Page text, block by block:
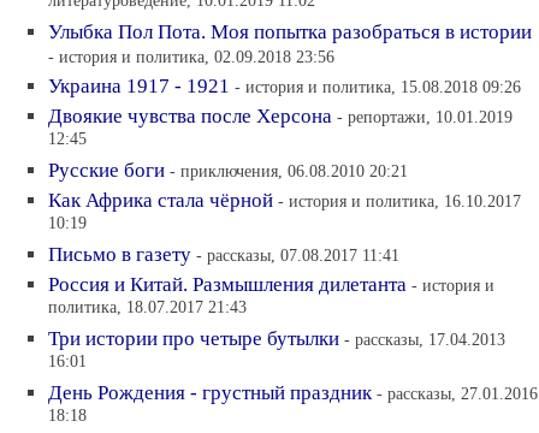
Улыбка Пол Пота. Моя попытка разобраться в истории
- история и политика, 02.09.2018 23:56
Украина 1917 - 1921 - история и политика, 15.08.2018 09:26
Двоякие чувства после Херсона - репортажи, 10.01.2019
12:45
Русские боги - приключения, 06.08.2010 20:21
Как Африка стала чёрной - история и политика, 16.10.2017
10:19
Письмо в газету - рассказы, 07.08.2017 11:41
Россия и Китай. Размышления дилетанта - история и
политика, 18.07.2017 21:43
Три истории про четыре бутылки - рассказы, 17.04.2013
16:01
День Рождения - грустный праздник - рассказы, 27.01.2016
18:18